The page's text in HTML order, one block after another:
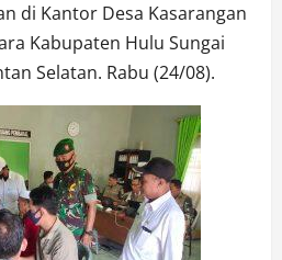
di Kantor Desa Kasarangan
Kabupaten Hulu Sungai
Selatan. Rabu (24/08).